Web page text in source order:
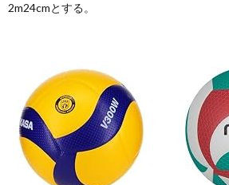
2m24cmとする。